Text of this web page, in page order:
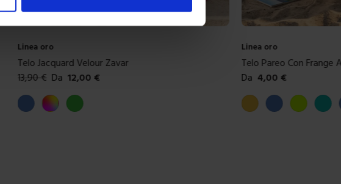
Linea oro
Telo Pareo Con Frange Acapulco
Da 4,00€
Colori disponibili
Giallo Blue Verde acido
Linea oro
Telo Pareo Jacquard
12,90 € Da
Colori disponibili
Lino VerdeBlue